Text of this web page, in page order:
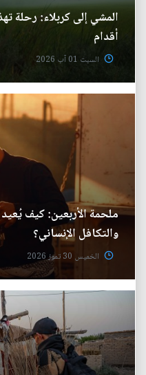
المشي إلى كربلاء: رحلة
أقدام
السبت 01 آب 2026
ملحمة الأربعين: كيف
والتكافل الإنساني؟
الخميس 30 تموز 2026